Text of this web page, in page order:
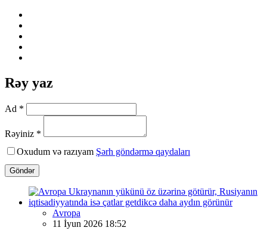
Rəy yaz
Ad *
Rəyiniz *
Oxudum və razıyam Şərh göndərmə qaydaları
Göndər
Avropa
11 İyun 2026 18:52